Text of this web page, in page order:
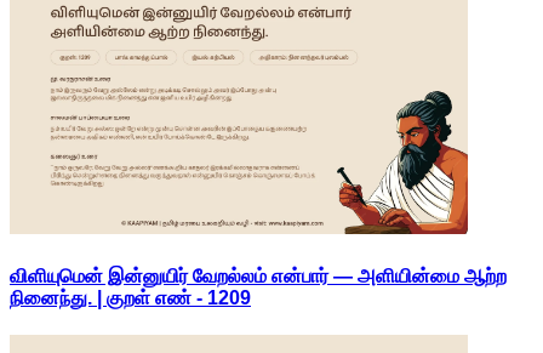
விளியுமென் இன்னுயிர் வேறல்லம் என்பார் — அளியின்மை ஆற்ற
நினைந்து. | குறள் எண் - 1209